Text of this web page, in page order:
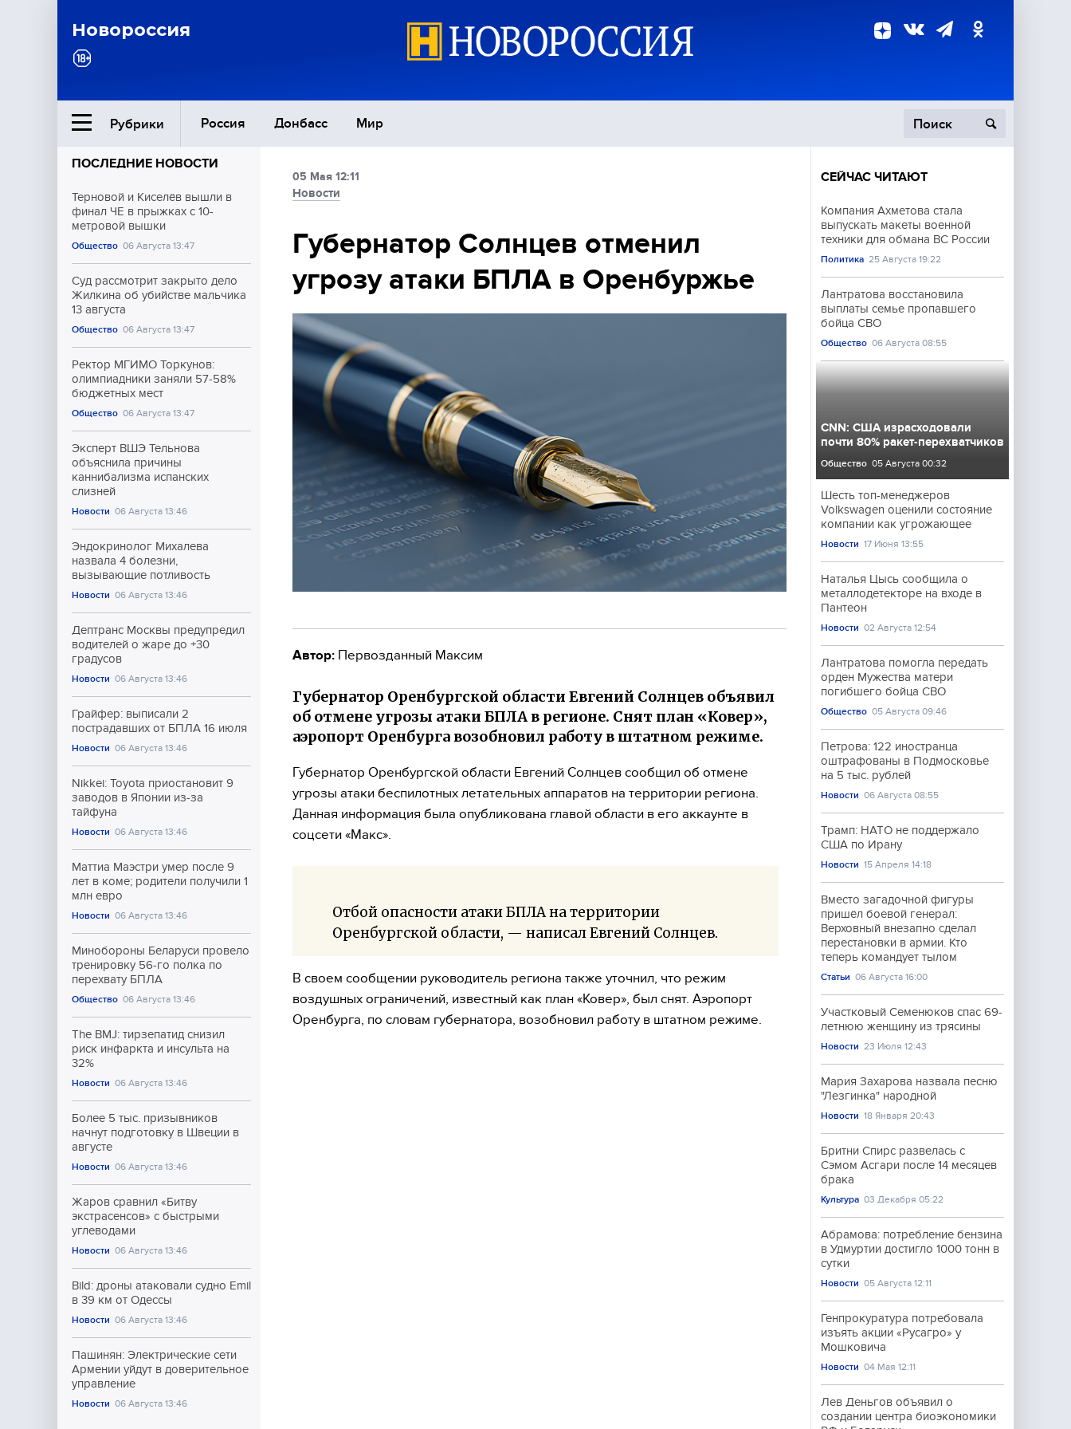
Новороссия
Рубрики Россия Донбасс Мир
Ближний Восток
Общество
Экономика
Происшествия
Культура
Спорт
ПОСЛЕДНИЕ НОВОСТИ
Терновой и Киселёв вышли в
финал ЧЕ в прыжках с 10-
метровой вышки
Общество 06 Августа 13:47
Суд рассмотрит закрыто дело
Жилкина об убийстве мальчика
13 августа
Общество 06 Августа 13:47
Ректор МГИМО Торкунов:
олимпиадники заняли 57-58%
бюджетных мест
Общество 06 Августа 13:47
Эксперт ВШЭ Тельнова
объяснила причины
каннибализма испанских
слизней
Новости 06 Августа 13:46
Эндокринолог Михалева
назвала 4 болезни,
вызывающие потливость
Новости 06 Августа 13:46
Дептранс Москвы предупредил
водителей о жаре до +30
градусов
Новости 06 Августа 13:46
Грайфер: выписали 2
пострадавших от БПЛА 16 июля
Новости 06 Августа 13:46
Nikkei: Toyota приостановит 9
заводов в Японии из-за
тайфуна
Новости 06 Августа 13:46
Маттиа Маэстри умер после 9
лет в коме; родители получили 1
млн евро
Новости 06 Августа 13:46
Минобороны Беларуси провело
тренировку 56-го полка по
перехвату БПЛА
Общество 06 Августа 13:46
The BMJ: тирзепатид снизил
риск инфаркта и инсульта на
32%
Новости 06 Августа 13:46
Более 5 тыс. призывников
начнут подготовку в Швеции в
августе
Новости 06 Августа 13:46
Жаров сравнил «Битву
экстрасенсов» с быстрыми
углеводами
Новости 06 Августа 13:46
Bild: дроны атаковали судно Emil
в 39 км от Одессы
Новости 06 Августа 13:46
Пашинян: Электрические сети
Армении уйдут в доверительное
управление
Новости 06 Августа 13:46
05 Мая 12:11
Новости
Губернатор Солнцев отменил
угрозу атаки БПЛА в Оренбуржье
Автор: Первозданный Максим
Губернатор Оренбургской области Евгений Солнцев объявил
об отмене угрозы атаки БПЛА в регионе. Снят план «Ковер»,
аэропорт Оренбурга возобновил работу в штатном режиме.
Губернатор Оренбургской области Евгений Солнцев сообщил об отмене
угрозы атаки беспилотных летательных аппаратов на территории региона.
Данная информация была опубликована главой области в его аккаунте в
соцсети «Макс».
Отбой опасности атаки БПЛА на территории
Оренбургской области, — написал Евгений Солнцев.
В своем сообщении руководитель региона также уточнил, что режим
воздушных ограничений, известный как план «Ковер», был снят. Аэропорт
Оренбурга, по словам губернатора, возобновил работу в штатном режиме.
СЕЙЧАС ЧИТАЮТ
Компания Ахметова стала
выпускать макеты военной
техники для обмана ВС России
Политика 25 Августа 19:22
Лантратова восстановила
выплаты семье пропавшего
бойца СВО
Общество 06 Августа 08:55
CNN: США израсходовали
почти 80% ракет-перехватчиков
Общество 05 Августа 00:32
Шесть топ-менеджеров
Volkswagen оценили состояние
компании как угрожающее
Новости 17 Июня 13:55
Наталья Цысь сообщила о
металлодетекторе на входе в
Пантеон
Новости 02 Августа 12:54
Лантратова помогла передать
орден Мужества матери
погибшего бойца СВО
Общество 05 Августа 09:46
Петрова: 122 иностранца
оштрафованы в Подмосковье
на 5 тыс. рублей
Новости 06 Августа 08:55
Трамп: НАТО не поддержало
США по Ирану
Новости 15 Апреля 14:18
Вместо загадочной фигуры
пришёл боевой генерал:
Верховный внезапно сделал
перестановки в армии. Кто
теперь командует тылом
Статьи 06 Августа 16:00
Участковый Семенюков спас 69-
летнюю женщину из трясины
Новости 23 Июля 12:43
Мария Захарова назвала песню
"Лезгинка" народной
Новости 18 Января 20:43
Бритни Спирс развелась с
Сэмом Асгари после 14 месяцев
брака
Культура 03 Декабря 05:22
Абрамова: потребление бензина
в Удмуртии достигло 1000 тонн в
сутки
Новости 05 Августа 12:11
Генпрокуратура потребовала
изъять акции «Русагро» у
Мошковича
Новости 04 Мая 12:11
Лев Деньгов объявил о
создании центра биоэкономики